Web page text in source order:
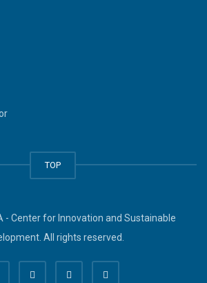
TOP
- Center for Innovation and Sustainable
All rights reserved.